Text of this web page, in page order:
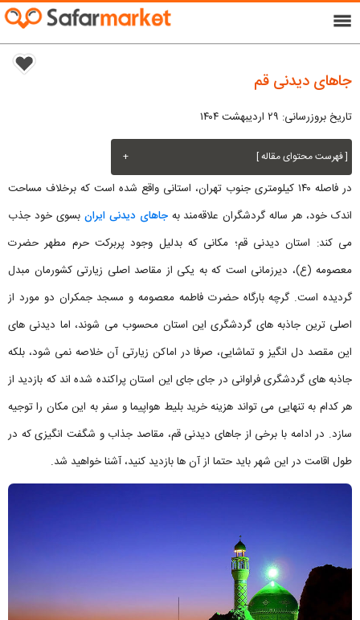
menu
جاهای دیدنی قم
تاریخ بروزرسانی: ۲۹ اردیبهشت ۱۴۰۴
[ فهرست محتوای مقاله ] +
در فاصله ۱۴۰ کیلومتری جنوب تهران، استانی واقع شده است که برخلاف مساحت
اندک خود، هر ساله گردشگران علاقه‌مند بهجاهای دیدنی ایران بسوی خود جذب
می کند: استان دیدنی قم؛ مکانی که بدلیل وجود پربرکت حرم مطهر حضرت
معصومه (ع)، دیرزمانی است که به یکی از مقاصد اصلی زیارتی کشورمان مبدل
گردیده است. گرچه بارگاه حضرت فاطمه معصومه و مسجد جمکران دو مورد از
اصلی ترین جاذبه های گردشگری این استان محسوب می شوند، اما دیدنی های
این مقصد دل انگیز و تماشایی، صرفا در اماکن زیارتی آن خلاصه نمی شود، بلکه
جاذبه های گردشگری فراوانی در جای جای این استان پراکنده شده اند که بازدید از
هر کدام به تنهایی می تواند هزینه خرید بلیط هواپیما و سفر به این مکان را توجیه
سازد. در ادامه با برخی از جاهای دیدنی قم، مقاصد جذاب و شگفت انگیزی که در
طول اقامت در این شهر باید حتما از آن ها بازدید کنید، آشنا خواهید شد.